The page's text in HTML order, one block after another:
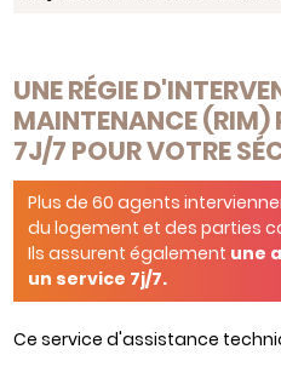
UNE RÉGIE
MAINTENANCE (RIM)
7J/7 POUR VOTRE
Plus de 60 agents
du logement et des parties
Ils assurent également une
un service 7j/7.
Ce service d'assistance